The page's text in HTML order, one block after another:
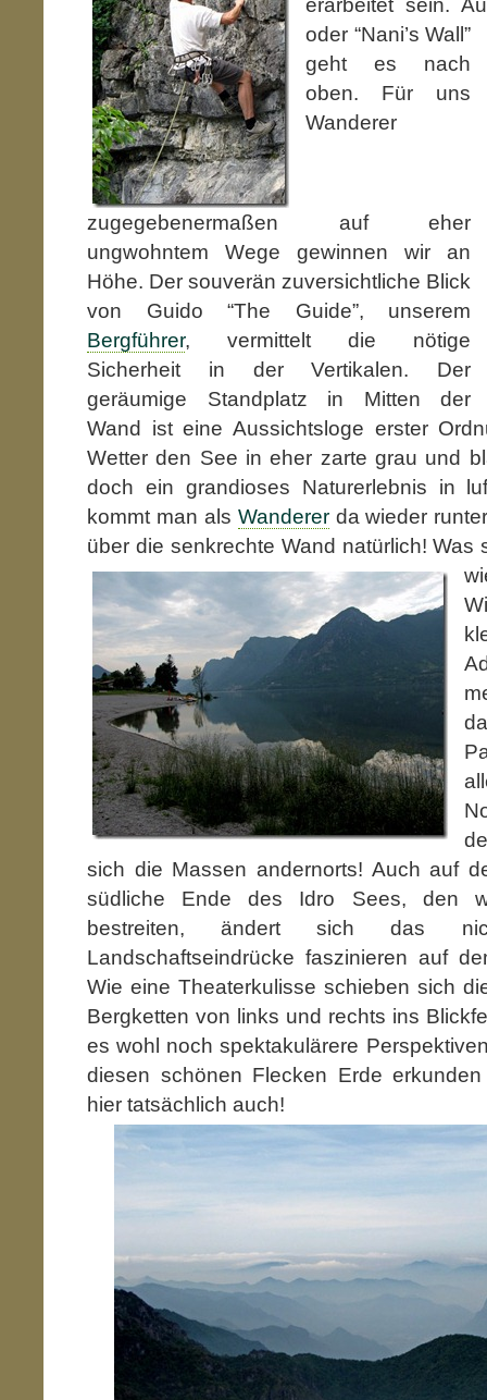
erarbeitet sein.
oder “Nani’s Wall”
geht es nach
oben. Für uns
Wanderer
zugegebenermaßen auf eher
ungwohntem Wege gewinnen wir an
Höhe. Der souverän zuversichtliche Blick
von Guido “The Guide”, unserem
Bergführer, vermittelt die nötige
Sicherheit in der Vertikalen. Der
geräumige Standplatz in Mitten der
Wand ist eine Aussichtsloge erster
Wetter den See in eher zarte grau und
doch ein grandioses Naturerlebnis in
kommt man als Wandererda wieder
über die senkrechte Wand natürlich! Was
sich die Massen andernorts! Auch auf
südliche Ende des Idro Sees, den
bestreiten, ändert sich das
Landschaftseindrücke faszinieren auf
Wie eine Theaterkulisse schieben sich
Bergketten von links und rechts ins
es wohl noch spektakulärere
diesen schönen Flecken Erde
hier tatsächlich auch!